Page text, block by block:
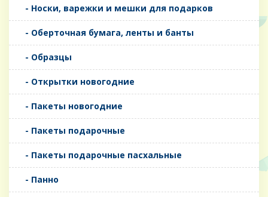
- Носки, варежки и мешки для подарков
- Оберточная бумага, ленты и банты
- Образцы
- Открытки новогодние
- Пакеты новогодние
- Пакеты подарочные
- Пакеты подарочные пасхальные
- Панно